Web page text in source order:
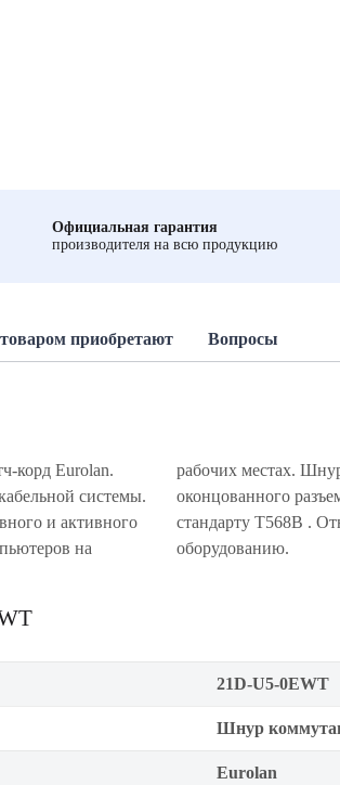
Официальная гарантия
производителя на всю продукцию
приобретают Вопросы
корд Eurolan.
системы.
и активного
на
патч-кабеля
категории 5е и
сетевому
оборудованию.
21D-U5-0EWT
Шнур
Eurolan